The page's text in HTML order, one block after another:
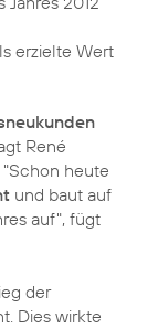
erzielte Wert
René
"Schon heute
und baut auf
auf", fügt
der
Dies wirkte